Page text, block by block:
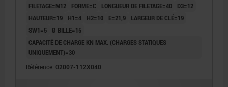
FILETAGE=M12 FORME=C LONGUEUR DE FILETAGE=40
D3=12
HAUTEUR=19
H1=4 H2=10 E=21,9
LARGEUR DE CLÉ=19
SW1=5
Ø BILLE=15
CAPACITÉ DE CHARGE KN MAX. (CHARGES STATIQUES
UNIQUEMENT)=30
Référence: 02007-112X040